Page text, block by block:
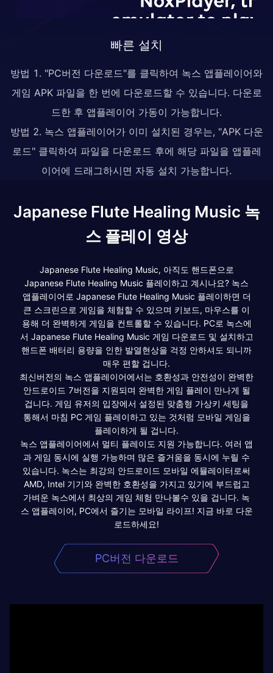
빠른 설치
방법 1. "PC버전 다운로드"를 클릭하여 녹스 앱플레이어와
게임 APK 파일을 한 번에 다운로드할 수 있습니다. 다운로
드한 후 앱플레이어 가동이 가능합니다.
방법 2. 녹스 앱플레이어가 이미 설치된 경우는, "APK 다운
로드" 클릭하여 파일을 다운로드 후에 해당 파일을 앱플레
이어에 드래그하시면 자동 설치 가능합니다.
Japanese Flute Healing Music 녹
스 플레이 영상
Japanese Flute Healing Music, 아직도 핸드폰으로
Japanese Flute Healing Music 플레이하고 계시나요? 녹스
앱플레이어로 Japanese Flute Healing Music 플레이하면 더
큰 스크린으로 게임을 체험할 수 있으며 키보드, 마우스를 이
용해 더 완벽하게 게임을 컨트롤할 수 있습니다. PC로 녹스에
서 Japanese Flute Healing Music 게임 다운로드 및 설치하고
핸드폰 배터리 용량을 인한 발열현상을 걱정 안하셔도 되니까
매우 편할 겁니다.
최신버전의 녹스 앱플레이어에서는 호환성과 안전성이 완벽한
안드로이드 7버전을 지원되며 완벽한 게임 플레이 만나게 될
겁니다. 게임 유저의 입장에서 설정된 맞춤형 가상키 세팅을
통해서 마침 PC 게임 플레이하고 있는 것처럼 모바일 게임을
플레이하게 될 겁니다.
녹스 앱플레이어에서 멀티 플레이도 지원 가능합니다. 여러 앱
과 게임 동시에 실행 가능하며 많은 즐거움을 동시에 누릴 수
있습니다. 녹스는 최강의 안드로이드 모바일 에뮬레이터로써
AMD, Intel 기기와 완벽한 호환성을 가지고 있기에 부드럽고
가벼운 녹스에서 최상의 게임 체험 만나볼수 있을 겁니다. 녹
스 앱플레이어, PC에서 즐기는 모바일 라이프! 지금 바로 다운
로드하세요!
PC버전 다운로드